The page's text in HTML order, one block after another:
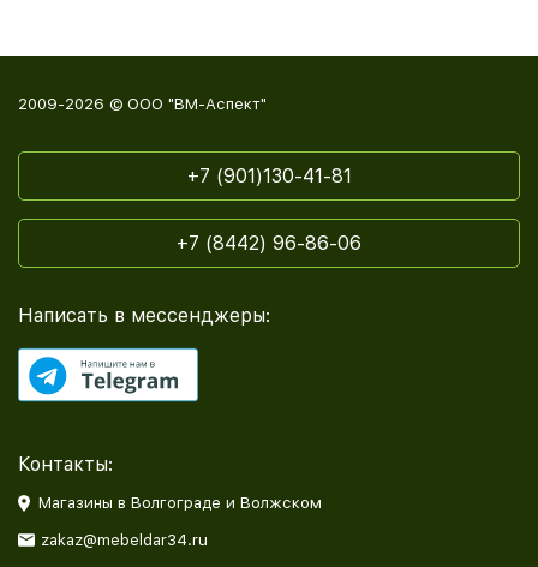
2009-2026 © ООО "ВМ-Аспект"
+7 (901)130-41-81
+7 (8442) 96-86-06
Написать в мессенджеры:
Контакты:
Магазины в Волгограде и Волжском
zakaz@mebeldar34.ru